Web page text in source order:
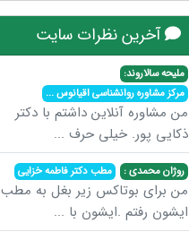
آخرین نظرات سایت
ملیحه سالاروند:
مرکز مشاوره روانشناسی اقیانوس...
من مشاوره آنلاین داشتم با دکتر
ذکایی پور. خیلی حرف ...
روژان محمدی : مطب دکتر فاطمه خزایی
من برای بوتاکس زیر بغل به مطب
ایشون رفتم .ایشون با ...